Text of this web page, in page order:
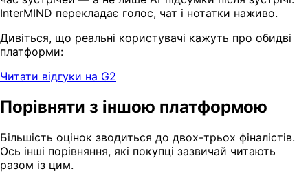
InterMIND перекладає голос, чат і нотатки наживо.
Дивіться, що реальні користувачі кажуть про обидві
платформи:
Читати відгуки на G2
Порівняти з іншою платформою
Більшість оцінок зводиться до двох-трьох фіналістів.
Ось інші порівняння, які покупці зазвичай читають
разом із цим.